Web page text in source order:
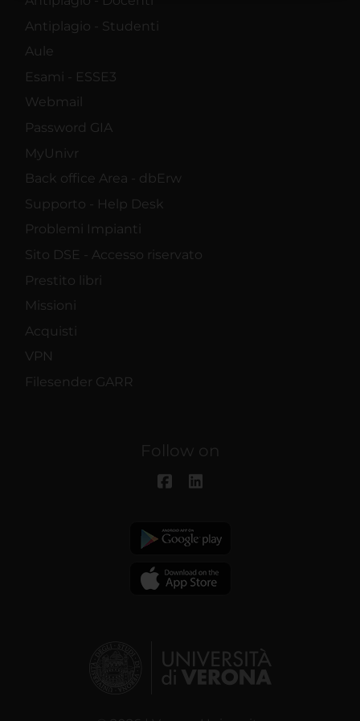
raccolto dal tuo utilizzo dei loro servizi.
Antiplagio - Studenti
Aule
Esami - ESSE3
Webmail
Password GIA
MyUnivr
Back office Area - dbErw
Supporto - Help Desk
Problemi Impianti
Sito DSE - Accesso riservato
Prestito libri
Missioni
Acquisti
VPN
Filesender GARR
Follow on